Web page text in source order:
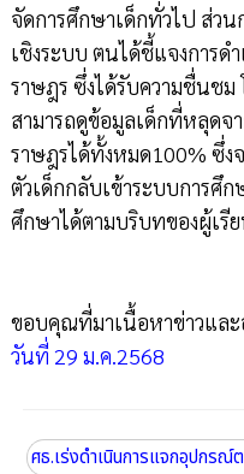
จัดการศึกษาเด็กทั่วไป ส่ว
เชิงระบบ ตนได้ชี้แจงการ
ราษฎร ซึ่งได้รับความชื่นช
สามารถดูข้อมูลเด็กที่หลุดจ
ราษฎรได้ทั้งหมด100% ซึ่ง
ตัวเด็กกลับเข้าระบบการศึ
ศึกษาได้ตามบริบทของผู้เรี
ขอบคุณที่มาเนื้อหาข่าวและ
วันที่ 29 ม.ค.2568
ศธ.เร่งดำเนินการแจกอุปกร